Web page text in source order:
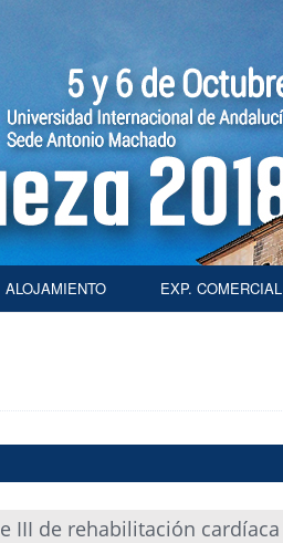
ALOJAMIENTO EXP. COMERCIAL
III de rehabilitación cardíaca